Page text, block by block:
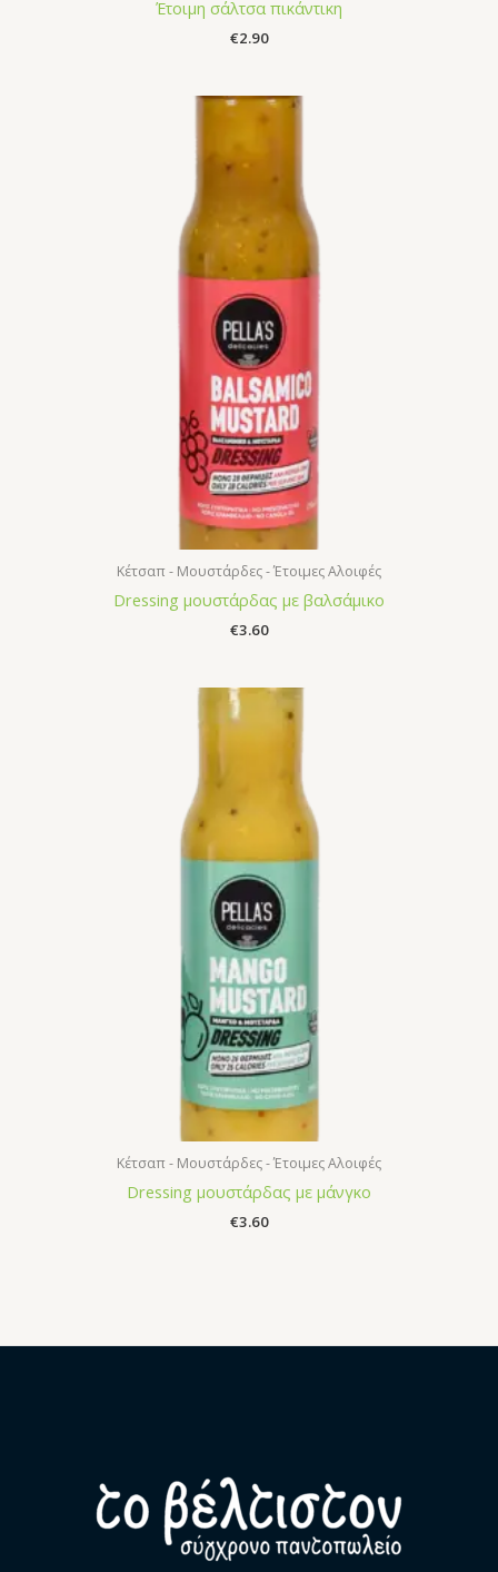
Έτοιμη σάλτσα πικάντικη
€2.90
Κέτσαπ - Μουστάρδες - Έτοιμες Αλοιφές
Dressing μουστάρδας με βαλσάμικο
€3.60
Κέτσαπ - Μουστάρδες - Έτοιμες Αλοιφές
Dressing μουστάρδας με μάνγκο
€3.60